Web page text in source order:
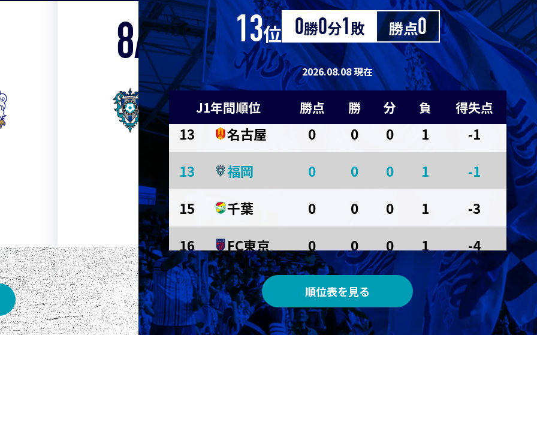
8/22Sat. 18:00
VS
メルカリスタジアム
8/29Sat. 19:00
VS
13位 0勝0分1敗 勝点0
2026.08.08 現在
J1年間順位 勝点 勝 分 負 得失点
9
横浜FM 0 0 0 1
-1
11
水戸 0 0 1
11
岡山 0 0 0 1
-1
13
名古屋 0 0 0 1
-1
13
福岡 0 0 0 1
-1
15
千葉 0 0 0 1
-3
16
FC東京 0 0 0 1
-4
東京Ｖ
0 0
0
川崎Ｆ
0 0 0 0
0
順位表を見る